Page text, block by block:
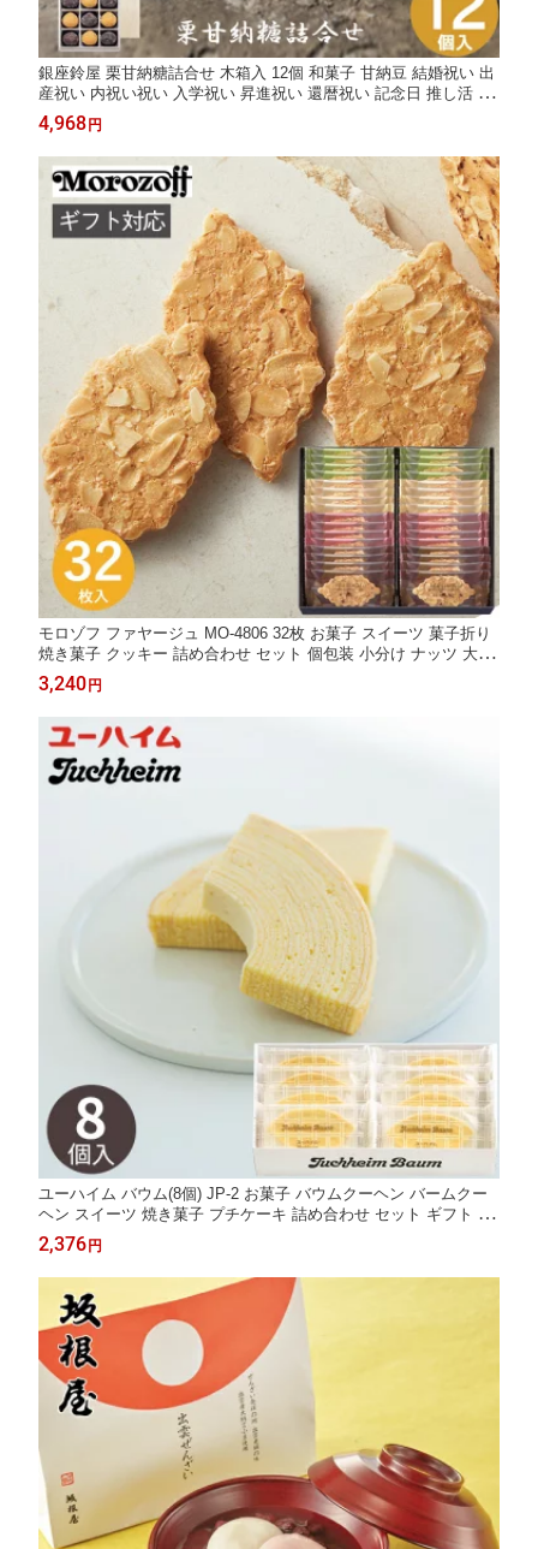
銀座鈴屋 栗甘納糖詰合せ 木箱入 12個 和菓子 甘納豆 結婚祝い 出
産祝い 内祝い祝い 入学祝い 昇進祝い 還暦祝い 記念日 推し活 プ
レゼント ギフト 贈り物 おすすめ ランキング 人気 実用的 高級感
サプライズ 菓子折り 退職 卒業 異動 定年 祝い 母の日 ホワイトデ
ー お返し
4,968円
モロゾフ ファヤージュ MO-4806 32枚 お菓子 スイーツ 菓子折り
焼き菓子 クッキー 詰め合わせ セット 個包装 小分け ナッツ 大容
量 お返し 内祝い 出産 結婚 挨拶 手土産 退職 祝い プレゼント 引
越し 新築 御挨拶 粗品 快気祝い お見舞い返し 全快祝い 御礼 お礼
3,240円
ユーハイム バウム(8個) JP-2 お菓子 バウムクーヘン バームクー
ヘン スイーツ 焼き菓子 プチケーキ 詰め合わせ セット ギフト プ
レゼント 内祝い お返し 出産 結婚 香典返し お見舞い お供え 小分
け 個包装 菓子折り 退職 卒業 異動 定年 祝い 母の日 ホワイトデ
ー お返し
2,376円